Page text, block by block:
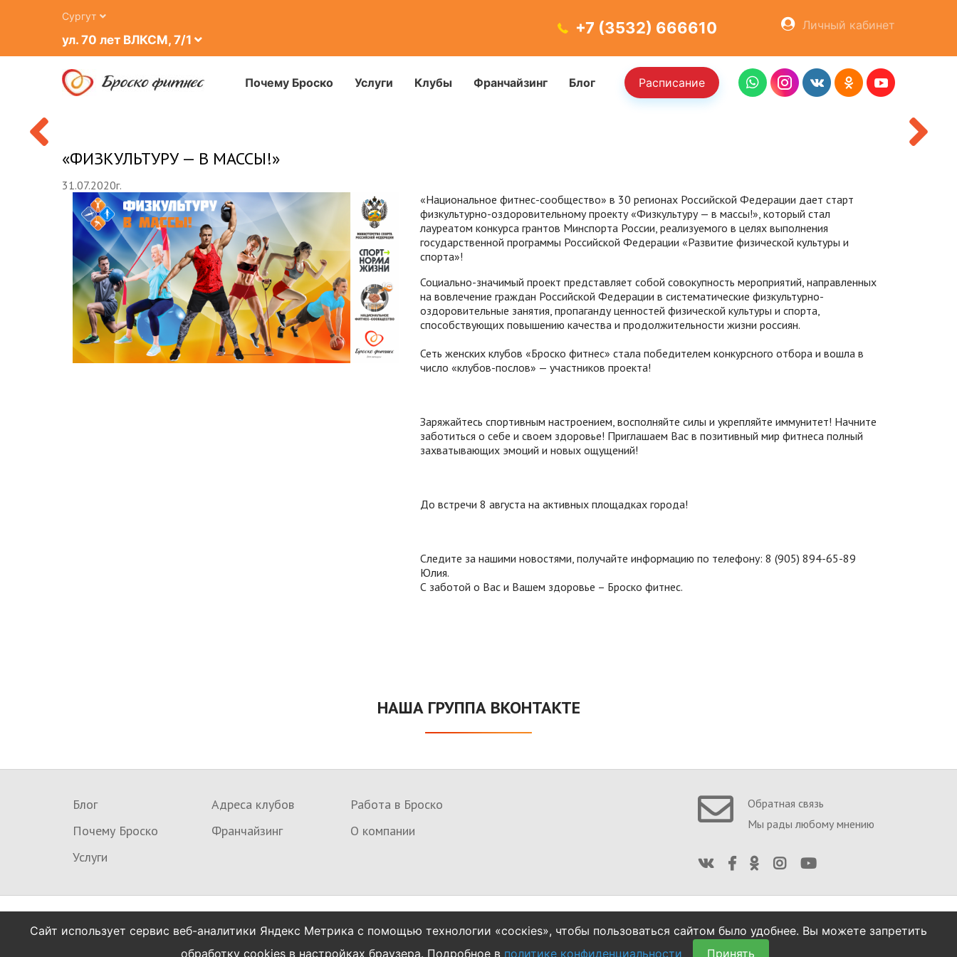
Сургут
ул. 70 лет ВЛКСМ, 7/1
+7 (3532) 666610 Личный кабинет
Почему Броско Услуги Клубы Франчайзинг Блог Расписание
ОСТАВИТЬ ЗАЯВКУ
ХОЧУ КУПИТЬ
«ФИЗКУЛЬТУРУ — В МАССЫ!»
31.07.2020г.
«Национальное фитнес-сообщество» в 30 регионах Российской Федерации дает старт
физкультурно-оздоровительному проекту «Физкультуру — в массы!», который стал
лауреатом конкурса грантов Минспорта России, реализуемого в целях выполнения
государственной программы Российской Федерации «Развитие физической культуры и
спорта»!
Социально-значимый проект представляет собой совокупность мероприятий, направленных
на вовлечение граждан Российской Федерации в систематические физкультурно-
оздоровительные занятия, пропаганду ценностей физической культуры и спорта,
способствующих повышению качества и продолжительности жизни россиян.
Сеть женских клубов «Броско фитнес» стала победителем конкурсного отбора и вошла в
число «клубов-послов» — участников проекта!
Заряжайтесь спортивным настроением, восполняйте силы и укрепляйте иммунитет! Начните
заботиться о себе и своем здоровье! Приглашаем Вас в позитивный мир фитнеса полный
захватывающих эмоций и новых ощущений!
До встречи 8 августа на активных площадках города!
Следите за нашими новостями, получайте информацию по телефону: 8 (905) 894-65-89
Юлия.
С заботой о Вас и Вашем здоровье – Броско фитнес.
НАША ГРУППА ВКОНТАКТЕ
Блог
Почему Броско
Услуги
Адреса клубов
Франчайзинг
Работа в Броско
О компании
Обратная связь
Мы рады любому мнению
© 2014 - 2026 Броско фитнес
Создание сайтов
Сайт использует сервис веб-аналитики Яндекс Метрика с помощью технологии «соскіеs», чтобы пользоваться сайтом было удобнее. Вы можете запретить
обработку cookies в настройках браузера. Подробное в политике конфиденциальности Принять